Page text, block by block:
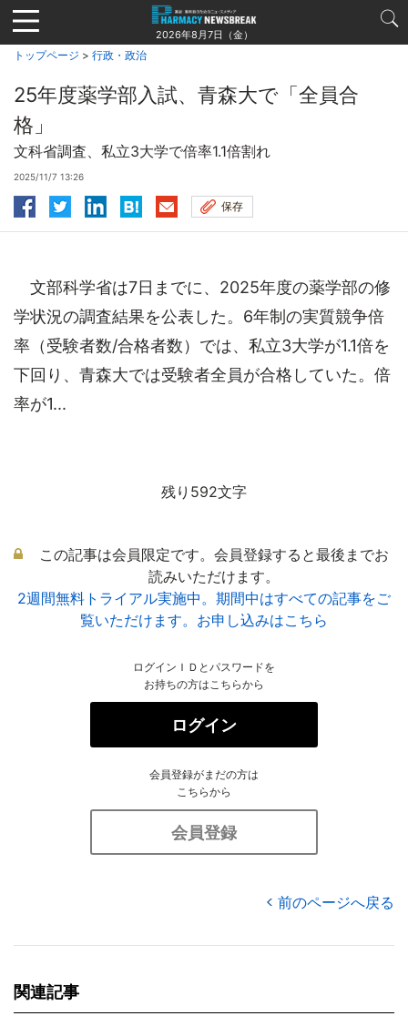
Jump
to
navigation
2026年8月7日（金）
トップページ > 行政・政治
25年度薬学部入試、青森大で「全員合
格」
文科省調査、私立3大学で倍率1.1倍割れ
2025/11/7 13:26
保存
文部科学省は7日までに、2025年度の薬学部の修
学状況の調査結果を公表した。6年制の実質競争倍
率（受験者数/合格者数）では、私立3大学が1.1倍を
下回り、青森大では受験者全員が合格していた。倍
率が1...
残り592文字
この記事は会員限定です。会員登録すると最後までお
読みいただけます。
2週間無料トライアル実施中。期間中はすべての記事をご
覧いただけます。お申し込みはこちら
ログインＩＤとパスワードを
お持ちの方はこちらから
ログイン
会員登録がまだの方は
こちらから
会員登録
前のページへ戻る
関連記事